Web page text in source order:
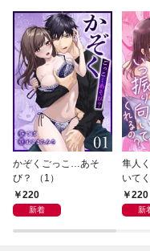
かぞくごっこ…あそ
び？ （1）
220
新着
隼人
いて
220
新